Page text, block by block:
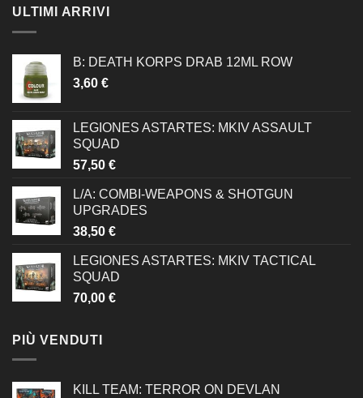
ULTIMI ARRIVI
B: DEATH KORPS DRAB 12ML ROW
3,60 €
LEGIONES ASTARTES: MKIV ASSAULT
SQUAD
57,50 €
L/A: COMBI-WEAPONS & SHOTGUN
UPGRADES
38,50 €
LEGIONES ASTARTES: MKIV TACTICAL
SQUAD
70,00 €
PIÙ VENDUTI
KILL TEAM: TERROR ON DEVLAN